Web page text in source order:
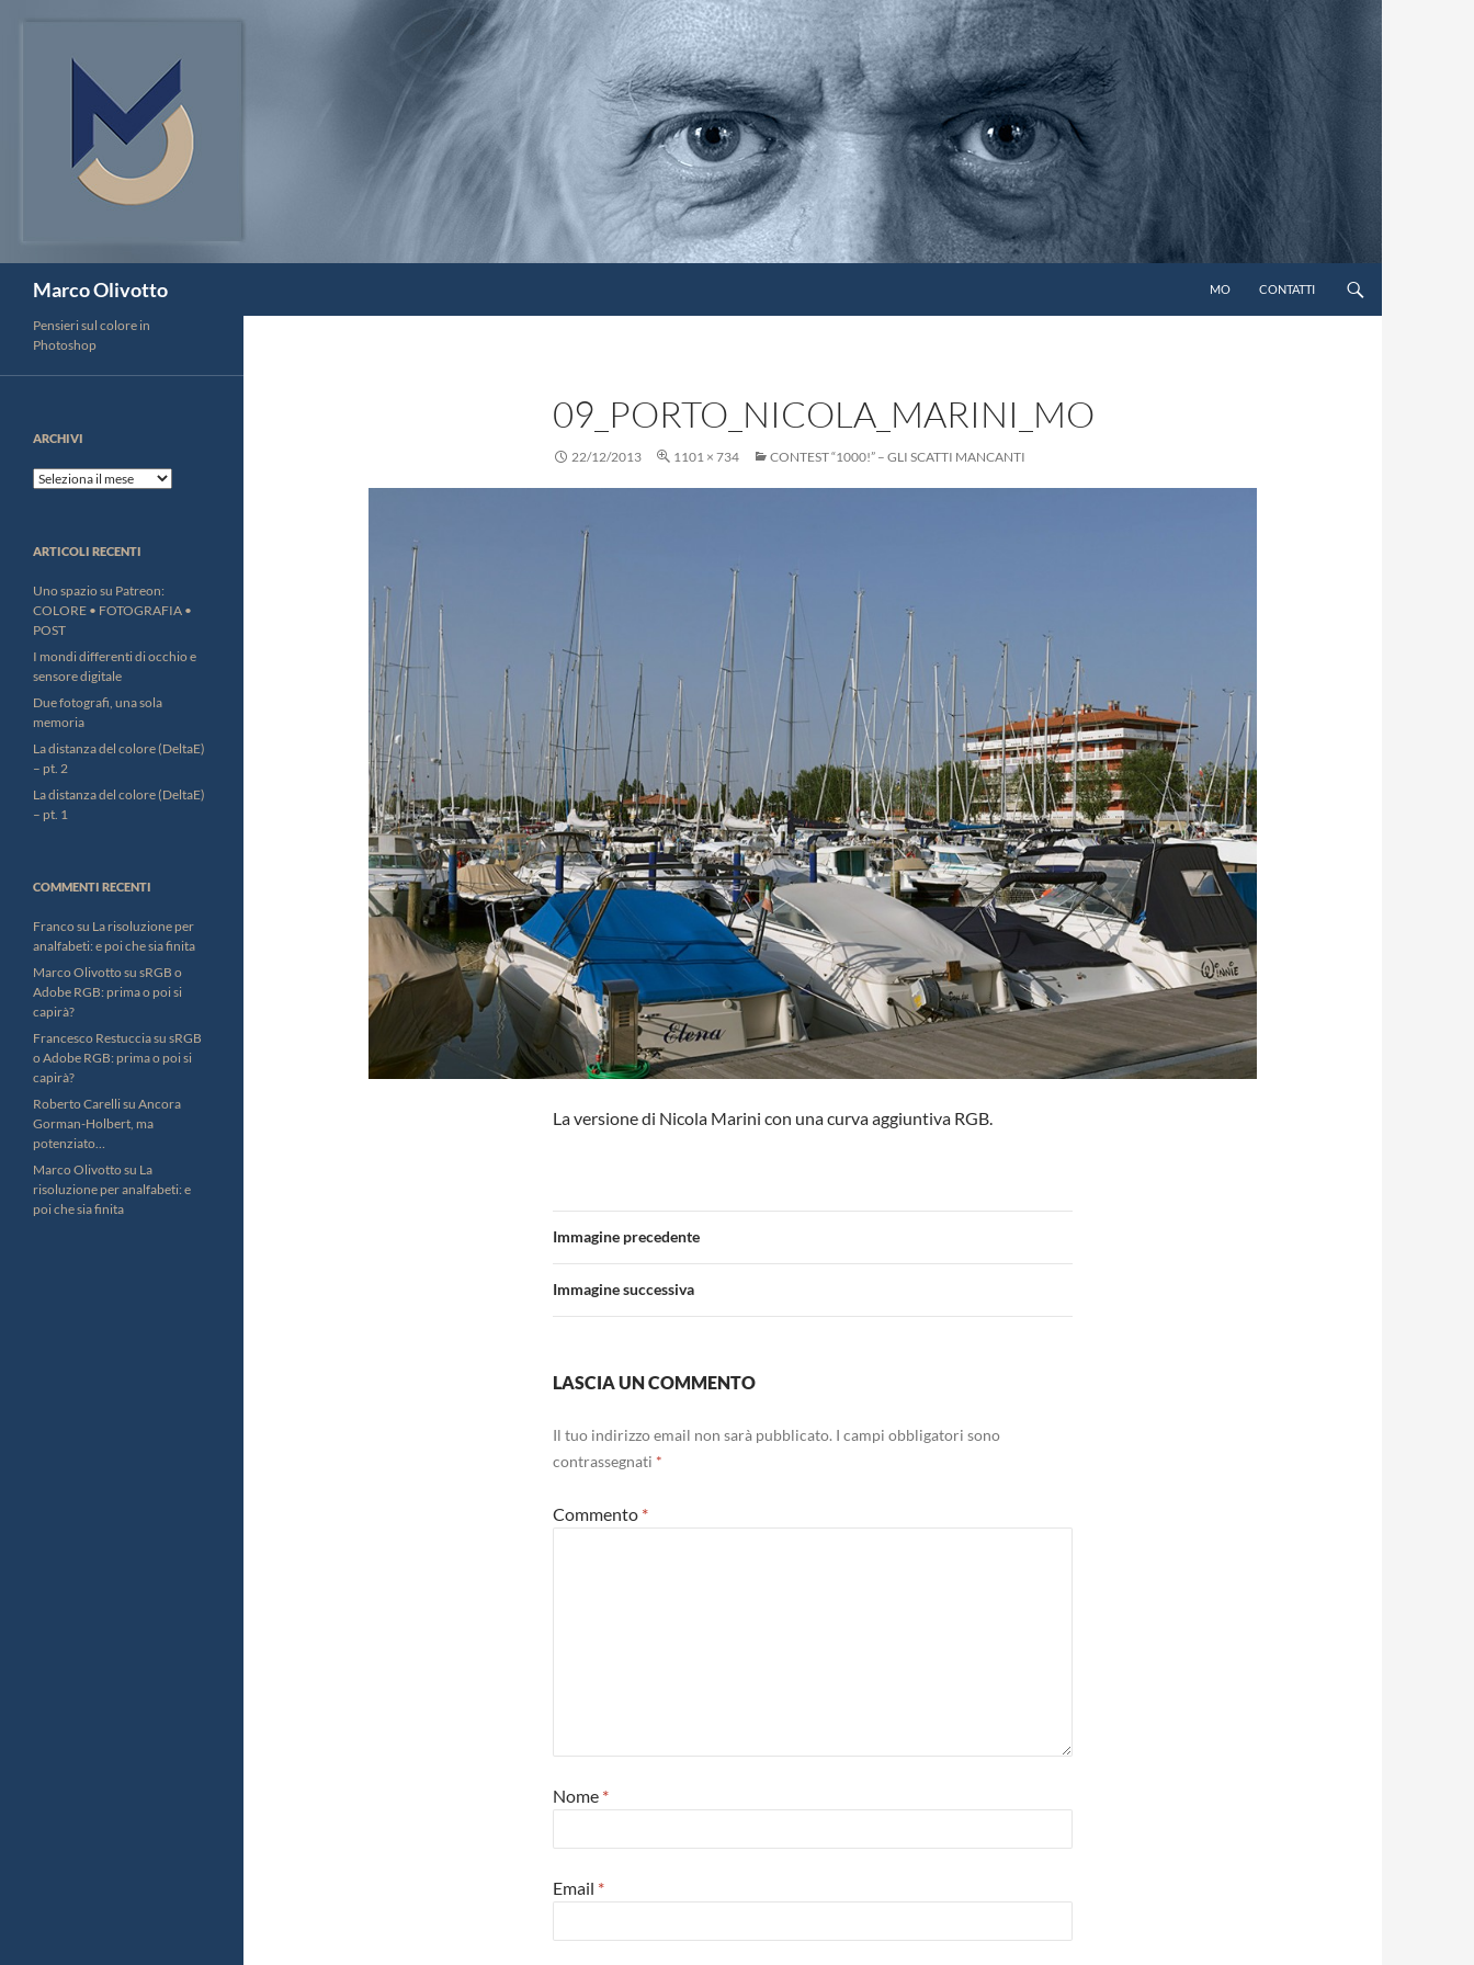
contenuto
Marco Olivotto MO CONTATTI
09_PORTO_NICOLA_MARINI_MO
22/12/2013 1101 × 734 CONTEST “1000!” – GLI SCATTI MANCANTI
La versione di Nicola Marini con una curva aggiuntiva RGB.
Immagine precedente
Immagine successiva
LASCIA UN COMMENTO
Il tuo indirizzo email non sarà pubblicato. I campi obbligatori sono
contrassegnati *
Commento *
Nome *
Email *
Pensieri sul colore in
Photoshop
ARCHIVI
Archivi
ARTICOLI RECENTI
Uno spazio su Patreon:
COLORE • FOTOGRAFIA •
POST
I mondi differenti di occhio e
sensore digitale
Due fotografi, una sola
memoria
La distanza del colore (DeltaE)
– pt. 2
La distanza del colore (DeltaE)
– pt. 1
COMMENTI RECENTI
Francosu La risoluzione per
analfabeti: e poi che sia finita
Marco Olivottosu sRGB o
Adobe RGB: prima o poi si
capirà?
Francesco Restucciasu sRGB
o Adobe RGB: prima o poi si
capirà?
Roberto Carellisu Ancora
Gorman-Holbert, ma
potenziato…
Marco Olivottosu La
risoluzione per analfabeti: e
poi che sia finita